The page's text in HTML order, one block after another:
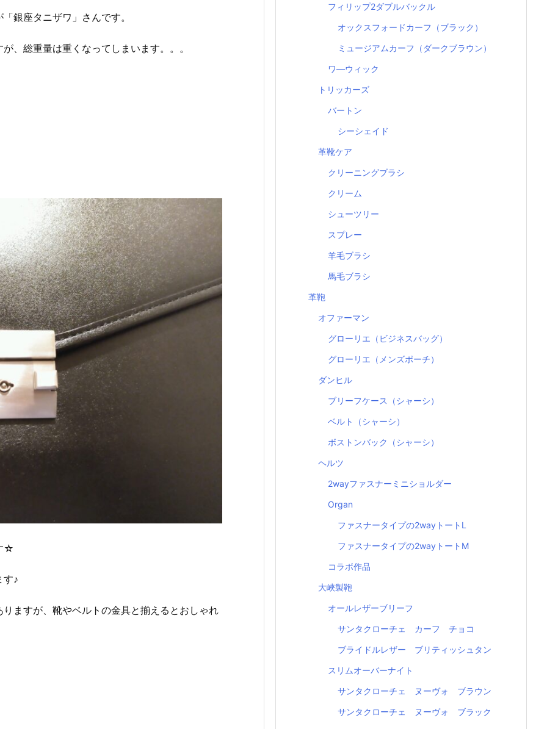
銀座タニザワ」さんです。
、総重量は重くなってしまいます。。。
☆
す♪
ますが、靴やベルトの金具と揃えるとおしゃれ
フィリップ2ダブルバックル
オックスフォードカーフ（ブラック）
ミュージアムカーフ（ダークブラウン）
ワ―ウィック
トリッカーズ
バートン
シーシェイド
革靴ケア
クリーニングブラシ
クリーム
シューツリー
スプレー
羊毛ブラシ
馬毛ブラシ
革鞄
オファーマン
グローリエ（ビジネスバッグ）
グローリエ（メンズポーチ）
ダンヒル
ブリーフケース（シャーシ）
ベルト（シャーシ）
ボストンバック（シャーシ）
ヘルツ
2wayファスナーミニショルダー
Organ
ファスナータイプの2wayトートL
ファスナータイプの2wayトートM
コラボ作品
大峽製鞄
オールレザーブリーフ
サンタクローチェ カーフ チョコ
ブライドルレザー ブリティッシュタン
スリムオーバーナイト
サンタクローチェ ヌーヴォ ブラウン
サンタクローチェ ヌーヴォ ブラック